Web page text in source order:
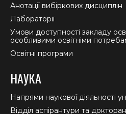
Анотації вибіркових дисциплін
Лабораторії
Умови доступності закладу
особливими освітніми
Освітні програми
НАУКА
Напрями наукової діяльності
Відділ аспірантури та